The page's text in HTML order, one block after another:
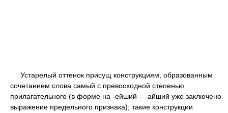
Устарелый оттенок присущ конструкциям, образованным
сочетанием слова самый с превосходной степенью
прилагательного (в форме на -ейший – -айший уже заключено
выражение предельного признака); такие конструкции